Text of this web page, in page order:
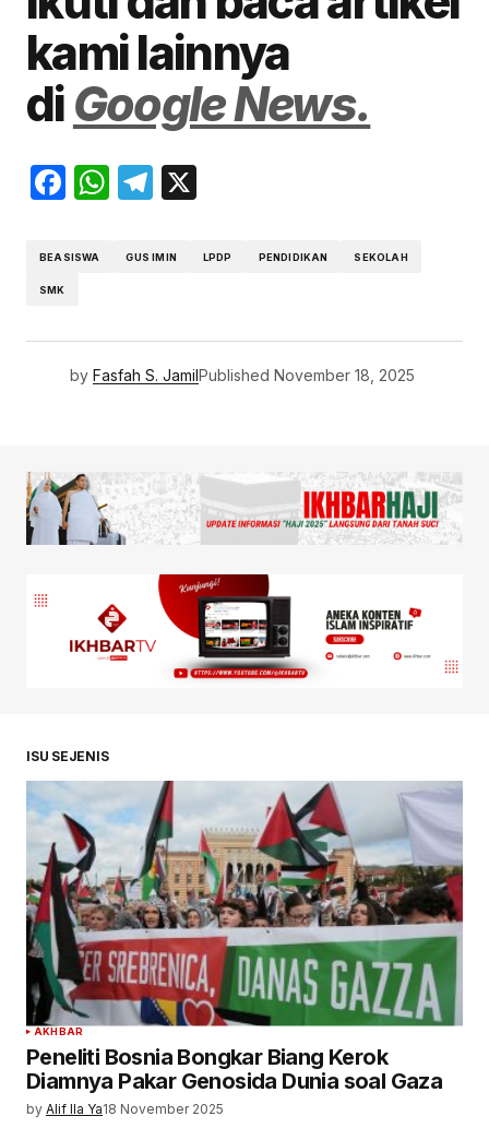
kami lainnya
diGoogle News.
Facebook
WhatsApp
Telegram
BEASISWA GUS IMIN LPDP PENDIDIKAN SEKOLAH
SMK
by Fasfah S. JamilPublished November 18, 2025
ISU SEJENIS
AKHBAR
Peneliti Bosnia Bongkar Biang Kerok
Diamnya Pakar Genosida Dunia soal Gaza
by Alif Ila Ya18 November 2025